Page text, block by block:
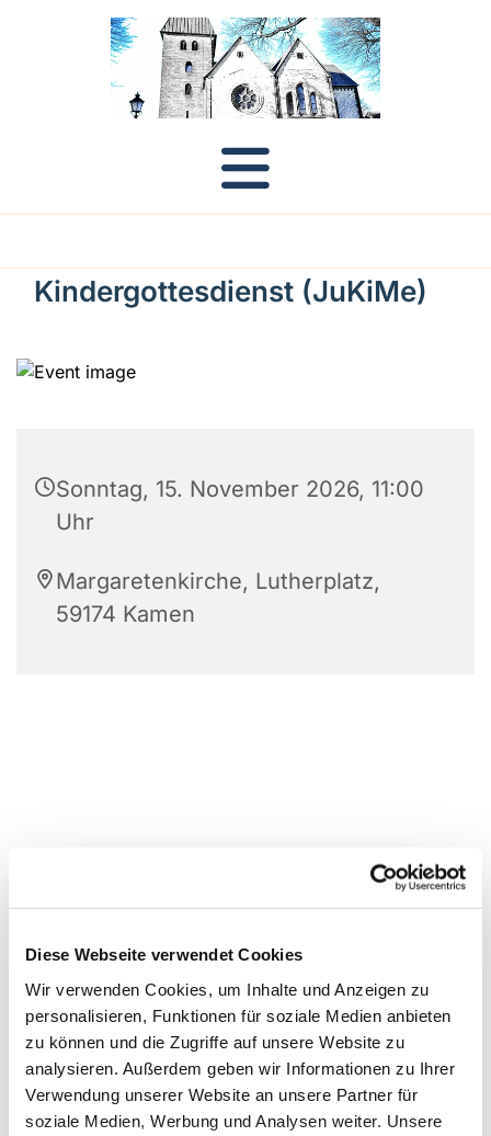
Diese Webseite verwendet Cookies
Wir verwenden Cookies, um Inhalte und Anzeigen zu
personalisieren, Funktionen für soziale Medien anbieten
zu können und die Zugriffe auf unsere Website zu
analysieren. Außerdem geben wir Informationen zu Ihrer
Verwendung unserer Website an unsere Partner für
soziale Medien, Werbung und Analysen weiter. Unsere
Kindergottesdienst (JuKiMe)
Sonntag, 15. November 2026, 11:00
Uhr
Margaretenkirche, Lutherplatz,
59174 Kamen